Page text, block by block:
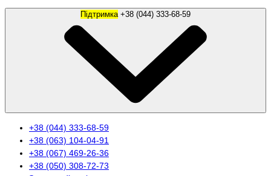
Підтримка
+38 (044) 333-68-59
+38 (063) 104-04-91
+38 (067) 469-26-36
+38 (050) 308-72-73